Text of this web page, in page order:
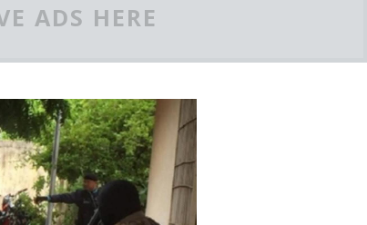
ADS HERE